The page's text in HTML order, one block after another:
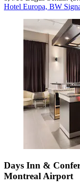
Hotel Europa, BW
Days Inn &
Montreal Airport